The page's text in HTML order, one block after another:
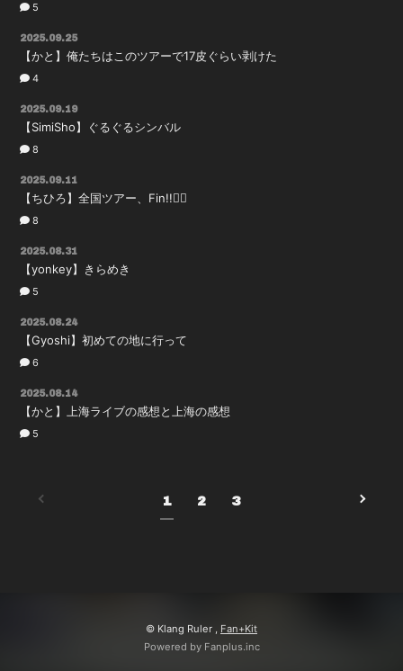
5
2025.09.25
【かと】俺たちはこのツアーで17皮ぐらい剥けた
4
2025.09.19
【SimiSho】ぐるぐるシンバル
8
2025.09.11
【ちひろ】全国ツアー、Fin!!❤️‍🔥
8
2025.08.31
【yonkey】きらめき
5
2025.08.24
【Gyoshi】初めての地に行って
6
2025.08.14
【かと】上海ライブの感想と上海の感想
5
1 2 3
© Klang Ruler , Fan+Kit
Powered by Fanplus.inc